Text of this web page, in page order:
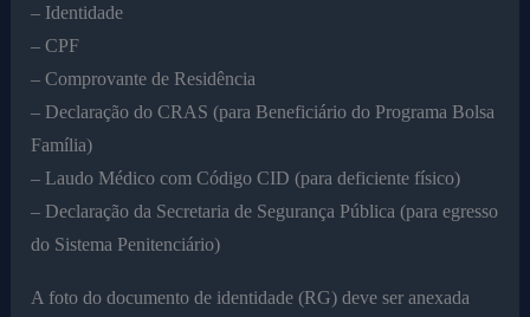
– Identidade
– CPF
– Comprovante de Residência
– Declaração do CRAS (para Beneficiário do Programa Bolsa
Família)
– Laudo Médico com Código CID (para deficiente físico)
– Declaração da Secretaria de Segurança Pública (para egresso
do Sistema Penitenciário)
A foto do documento de identidade (RG) deve ser anexada